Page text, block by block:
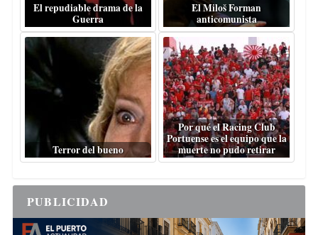
El repudiable drama de la
Guerra
El Miloš Forman
anticomunista
Terror del bueno
Por qué el Racing Club
Portuense es el equipo que la
muerte no pudo retirar
PUBLICIDAD